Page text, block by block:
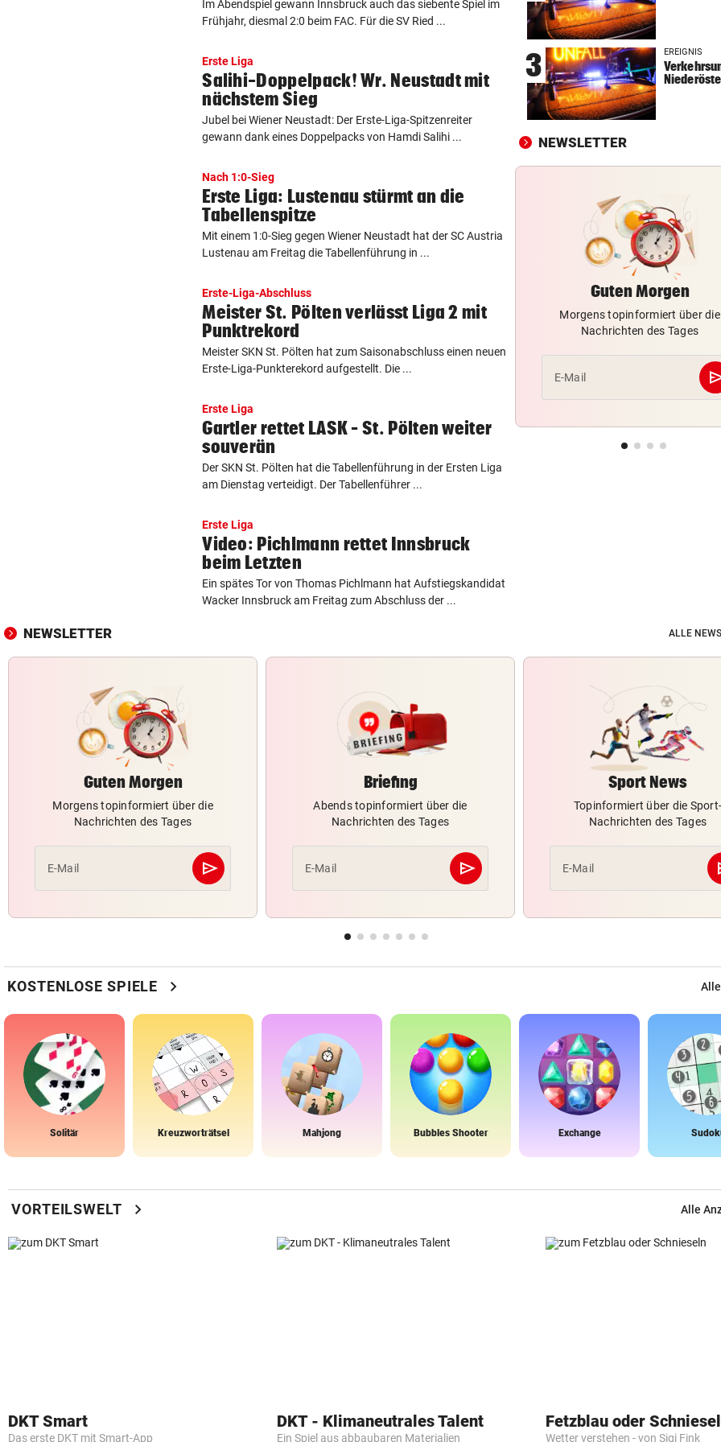
Im Abendspiel gewann Innsbruck auch das siebente Spiel im
Frühjahr, diesmal 2:0 beim FAC. Für die SV Ried ...
Erste Liga
Salihi-Doppelpack! Wr. Neustadt mit
nächstem Sieg
Jubel bei Wiener Neustadt: Der Erste-Liga-Spitzenreiter
gewann dank eines Doppelpacks von Hamdi Salihi ...
Nach 1:0-Sieg
Erste Liga: Lustenau stürmt an die
Tabellenspitze
Mit einem 1:0-Sieg gegen Wiener Neustadt hat der SC Austria
Lustenau am Freitag die Tabellenführung in ...
Erste-Liga-Abschluss
Meister St. Pölten verlässt Liga 2 mit
Punktrekord
Meister SKN St. Pölten hat zum Saisonabschluss einen neuen
Erste-Liga-Punkterekord aufgestellt. Die ...
Erste Liga
Gartler rettet LASK – St. Pölten weiter
souverän
Der SKN St. Pölten hat die Tabellenführung in der Ersten Liga
am Dienstag verteidigt. Der Tabellenführer ...
Erste Liga
Video: Pichlmann rettet Innsbruck
beim Letzten
Ein spätes Tor von Thomas Pichlmann hat Aufstiegskandidat
Wacker Innsbruck am Freitag zum Abschluss der ...
SETZT SICH ZUR WEHR
Tourismus, Vandalen: Kuriose
Regeln in Italien
TAGELANGER TERROR
Aggro-Affe verletzte 18
WIRBEL UM KINDER-SAGER vor
Satz ist falsch“
3 EREIGNIS
NEWSLETTER
Guten Morgen
Morgens topinformiert über die
Nachrichten des Tages
E-Mail
NEWSLETTER ALLE
Guten Morgen
Morgens topinformiert über die
Nachrichten des Tages
E-Mail send
Abschicken
Briefing
Abends topinformiert über die
Nachrichten des Tages
E-Mail send
Abschicken
Sport News
Topinformiert über die Sport-
Nachrichten des Tages
E-Mail
KOSTENLOSE SPIELE chevron_right
Solitär Kreuzworträtsel Mahjong Bubbles Shooter Exchange
VORTEILSWELT chevron_right Alle
DKT Smart
Das erste DKT mit Smart-App
DKT - Klimaneutrales Talent
Ein Spiel aus abbaubaren Materialien
Fetzblau oder
Wetter verstehen - von Sigi Fink